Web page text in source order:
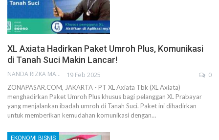
XL Axiata Hadirkan Paket Umroh Plus, Komunikasi
di Tanah Suci Makin Lancar!
NANDA RIZKA MAHENDRA 19 Feb 2025 0
ZONAPASAR.COM, JAKARTA - PT XL Axiata Tbk (XL Axiata)
menghadirkan Paket Umroh Plus khusus bagi pelanggan XL Prabayar
yang menjalankan ibadah umroh di Tanah Suci. Paket ini dihadirkan
untuk memberikan kemudahan komunikasi dengan…
EKONOMI BISNIS